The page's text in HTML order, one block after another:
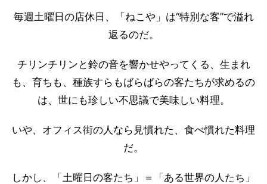
毎週土曜日の店休日、「ねこや」は“特別な客”で溢れ
返るのだ。
チリンチリンと鈴の音を響かせやってくる、生まれ
も、育ちも、種族すらもばらばらの客たちが求めるの
は、世にも珍しい不思議で美味しい料理。
いや、オフィス街の人なら見慣れた、食べ慣れた料理
だ。
しかし、「土曜日の客たち」＝「ある世界の人たち」